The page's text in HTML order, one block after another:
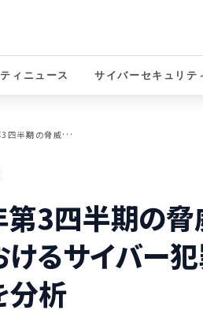
ィニュース サイバーセキュリテ
G
en、2025年第3四半期の脅威レポートを公開 – 日本におけるサイバー犯罪増加とAI生成詐欺の実態を分析
3四半期の脅
るサイバー
分析